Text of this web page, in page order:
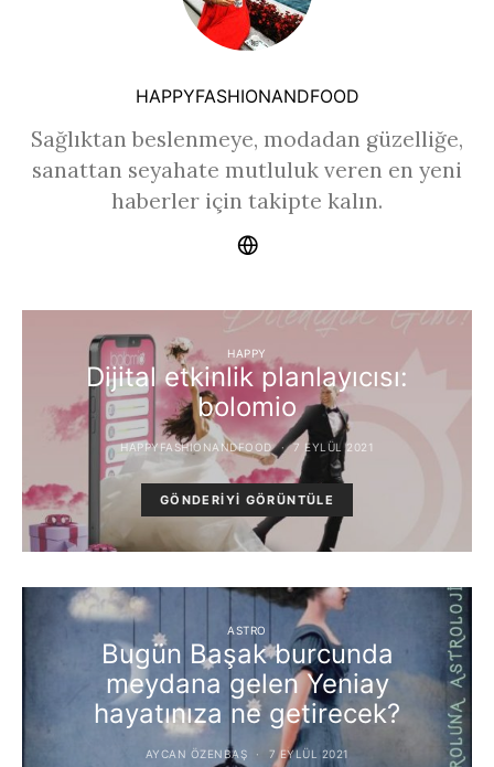
HAPPYFASHIONANDFOOD
Sağlıktan beslenmeye, modadan güzelliğe,
sanattan seyahate mutluluk veren en yeni
haberler için takipte kalın.
HAPPY
Dijital etkinlik planlayıcısı:
bolomio
HAPPYFASHIONANDFOOD 7 EYLÜL 2021
GÖNDERIYI GÖRÜNTÜLE
ASTRO
Bugün Başak burcunda
meydana gelen Yeniay
hayatınıza ne getirecek?
AYCAN ÖZENBAŞ 7 EYLÜL 2021